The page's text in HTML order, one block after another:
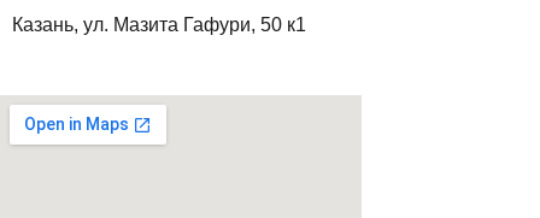
Казань, ул. Мазита Гафури, 50 к1